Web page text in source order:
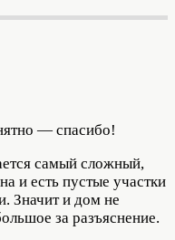
— спасибо!
самый сложный,
и есть пустые участки
Значит и дом не
за разъяснение.